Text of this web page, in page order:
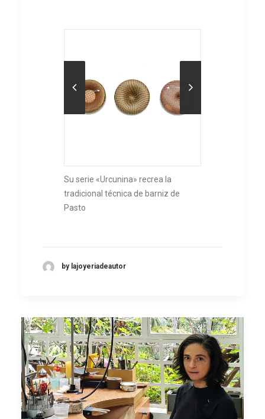
Su serie «Urcunina» recrea la
tradicional técnica de barniz de
Pasto
by lajoyeriadeautor